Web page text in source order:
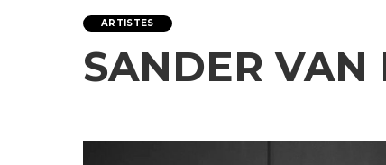
ARTISTES
SANDER VAN